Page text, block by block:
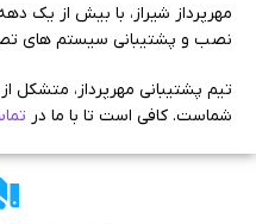
مهرپرداز شیراز، با بیش از یک
نصب و پشتیبانی سیستم های
تیم پشتیبانی مهرپرداز، متشکل
شماست. کافی است تا با ما در